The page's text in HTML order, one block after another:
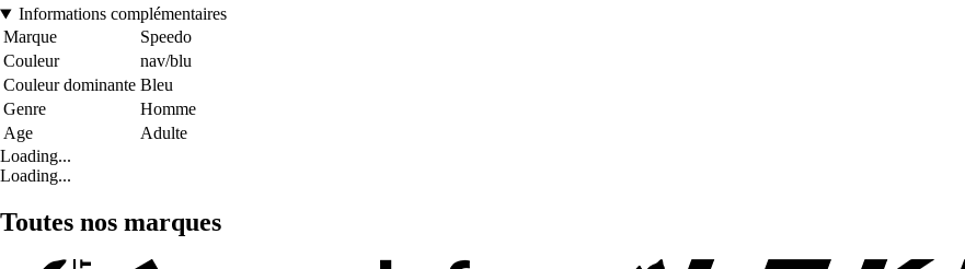
Informations complémentaires
Marque
Speedo
Couleur
nav/blu
Couleur dominante Bleu
Genre
Homme
Age
Adulte
Loading...
Loading...
Toutes nos marques